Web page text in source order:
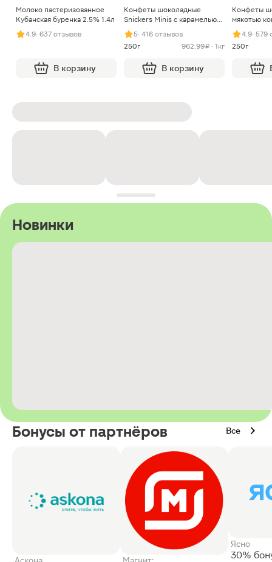
Молоко пастеризованное
Кубанская буренка 2.5% 1.4л
4.9· 637 отзывов
В корзину
Конфеты шоколадные
Snickers Minis с карамелью
арахисом и нугой
5· 416 отзывов
250г
962.99 ₽ · 1кг
В корзину
Конфеты
мякотью
4.9· 579
250г
Новинки
Бонусы от партнёров Все
Аскона Магнит:
Ясно
30%